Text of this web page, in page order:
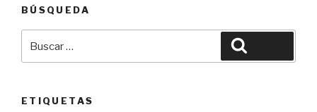
BÚSQUEDA
por:
ETIQUETAS